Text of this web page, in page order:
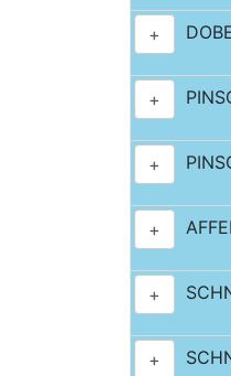
+
+
+
+
+
+